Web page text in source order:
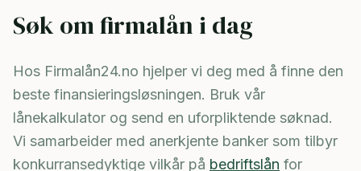
Søk om firmalån i dag
Hos Firmalån24.no hjelper vi deg med å finne den
beste finansieringsløsningen. Bruk vår
lånekalkulator og send en uforpliktende søknad.
Vi samarbeider med anerkjente banker som tilbyr
konkurransedyktige vilkår på bedriftslån for